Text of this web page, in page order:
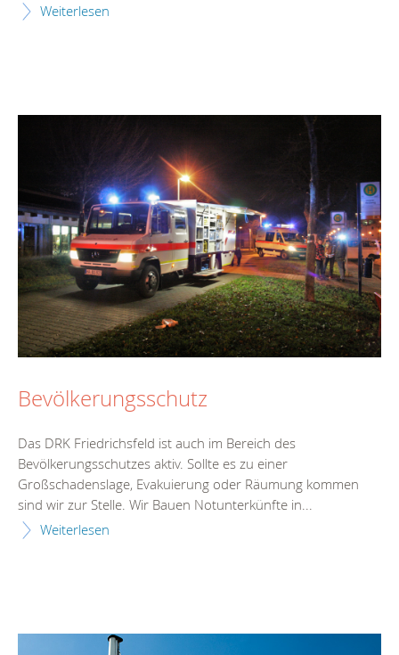
Weiterlesen
Bevölkerungsschutz
Das DRK Friedrichsfeld ist auch im Bereich des
Bevölkerungsschutzes aktiv. Sollte es zu einer
Großschadenslage, Evakuierung oder Räumung kommen
sind wir zur Stelle. Wir Bauen Notunterkünfte in...
Weiterlesen